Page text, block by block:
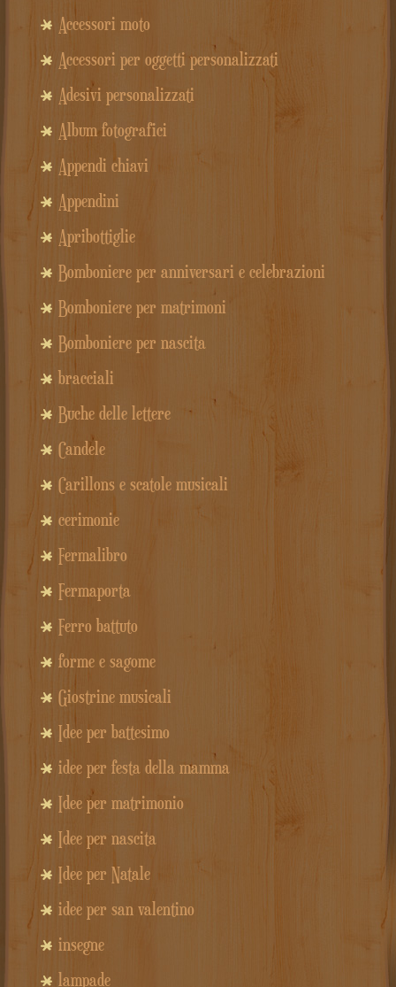
Accessori moto
Accessori per oggetti personalizzati
Adesivi personalizzati
Album fotografici
Appendi chiavi
Appendini
Apribottiglie
Bomboniere per anniversari e celebrazioni
Bomboniere per matrimoni
Bomboniere per nascita
bracciali
Buche delle lettere
Candele
Carillons e scatole musicali
cerimonie
Fermalibro
Fermaporta
Ferro battuto
forme e sagome
Giostrine musicali
Idee per battesimo
idee per festa della mamma
Idee per matrimonio
Idee per nascita
Idee per Natale
idee per san valentino
insegne
lampade